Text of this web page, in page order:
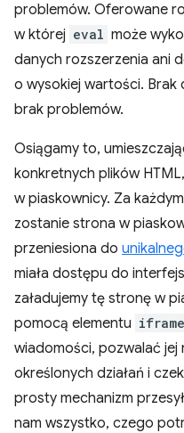
problemów. Oferowane
w której eval może
danych rozszerzenia ani
o wysokiej wartości. Brak
brak problemów.
Osiągamy to,
konkretnych plików
w piaskownicy. Za
zostanie strona w
przeniesiona do
miała dostępu do
załadujemy tę stronę w
pomocą elementu iframe
wiadomości, pozwalać jej
określonych działań i
prosty mechanizm
nam wszystko, czego